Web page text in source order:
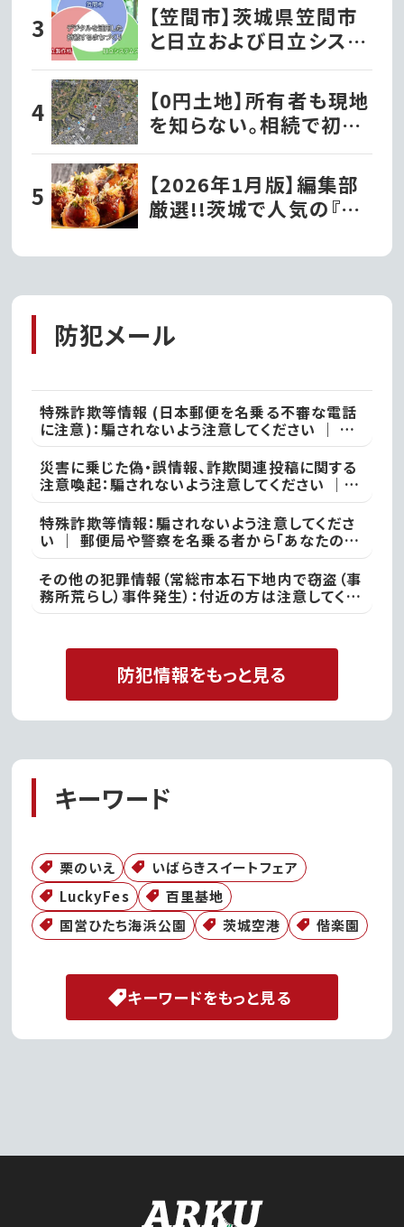
【笠間市】茨城県笠間市
と日立および日立システ
ムズが、デジタルを活用
した持続するまちづくり
の実現に向け連携協定
を締結!!第一弾事業とし
て移動型の行政窓口「動
く市役所」がサービス開
始!
【0円土地】所有者も現地
を知らない。相続で初め
て知った茨城の「謎の土
地」
【2026年1月版】編集部
厳選!!茨城で人気の『た
防犯メール
特殊詐欺等情報 (日本郵便を名乗る不審な電話
に注意)：騙されないよう注意してください ｜ ●
本日、竜ケ崎警察署
災害に乗じた偽・誤情報、詐欺関連投稿に関する
注意喚起：騙されないよう注意してください ｜
不審な投稿やメール等で不安を感じた際は、最寄
りの警察署
特殊詐欺等情報：騙されないよう注意してくださ
い ｜ 郵便局や警察を名乗る者から「あなたの名
義の郵便物が」や「あなた名義の口座が」などと
いった電話があった際には、決して対応せず、すぐ
に電話を切って取手警察署
その他の犯罪情報（常総市本石下地内で窃盗（事
務所荒らし）事件発生）：付近の方は注意してくだ
さい ｜ 常総警察署
防犯情報をもっと見る
キーワード
栗のいえ
いばらきスイートフェア
LuckyFes
百里基地
国営ひたち海浜公園
茨城空港 偕楽園
キーワードをもっと見る